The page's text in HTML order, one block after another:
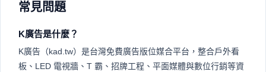
常見問題
K廣告是什麼？
K廣告（kad.tw）是台灣免費廣告版位媒合平台，整合戶外看
板、LED 電視牆、T 霸、招牌工程、平面媒體與數位行銷等資